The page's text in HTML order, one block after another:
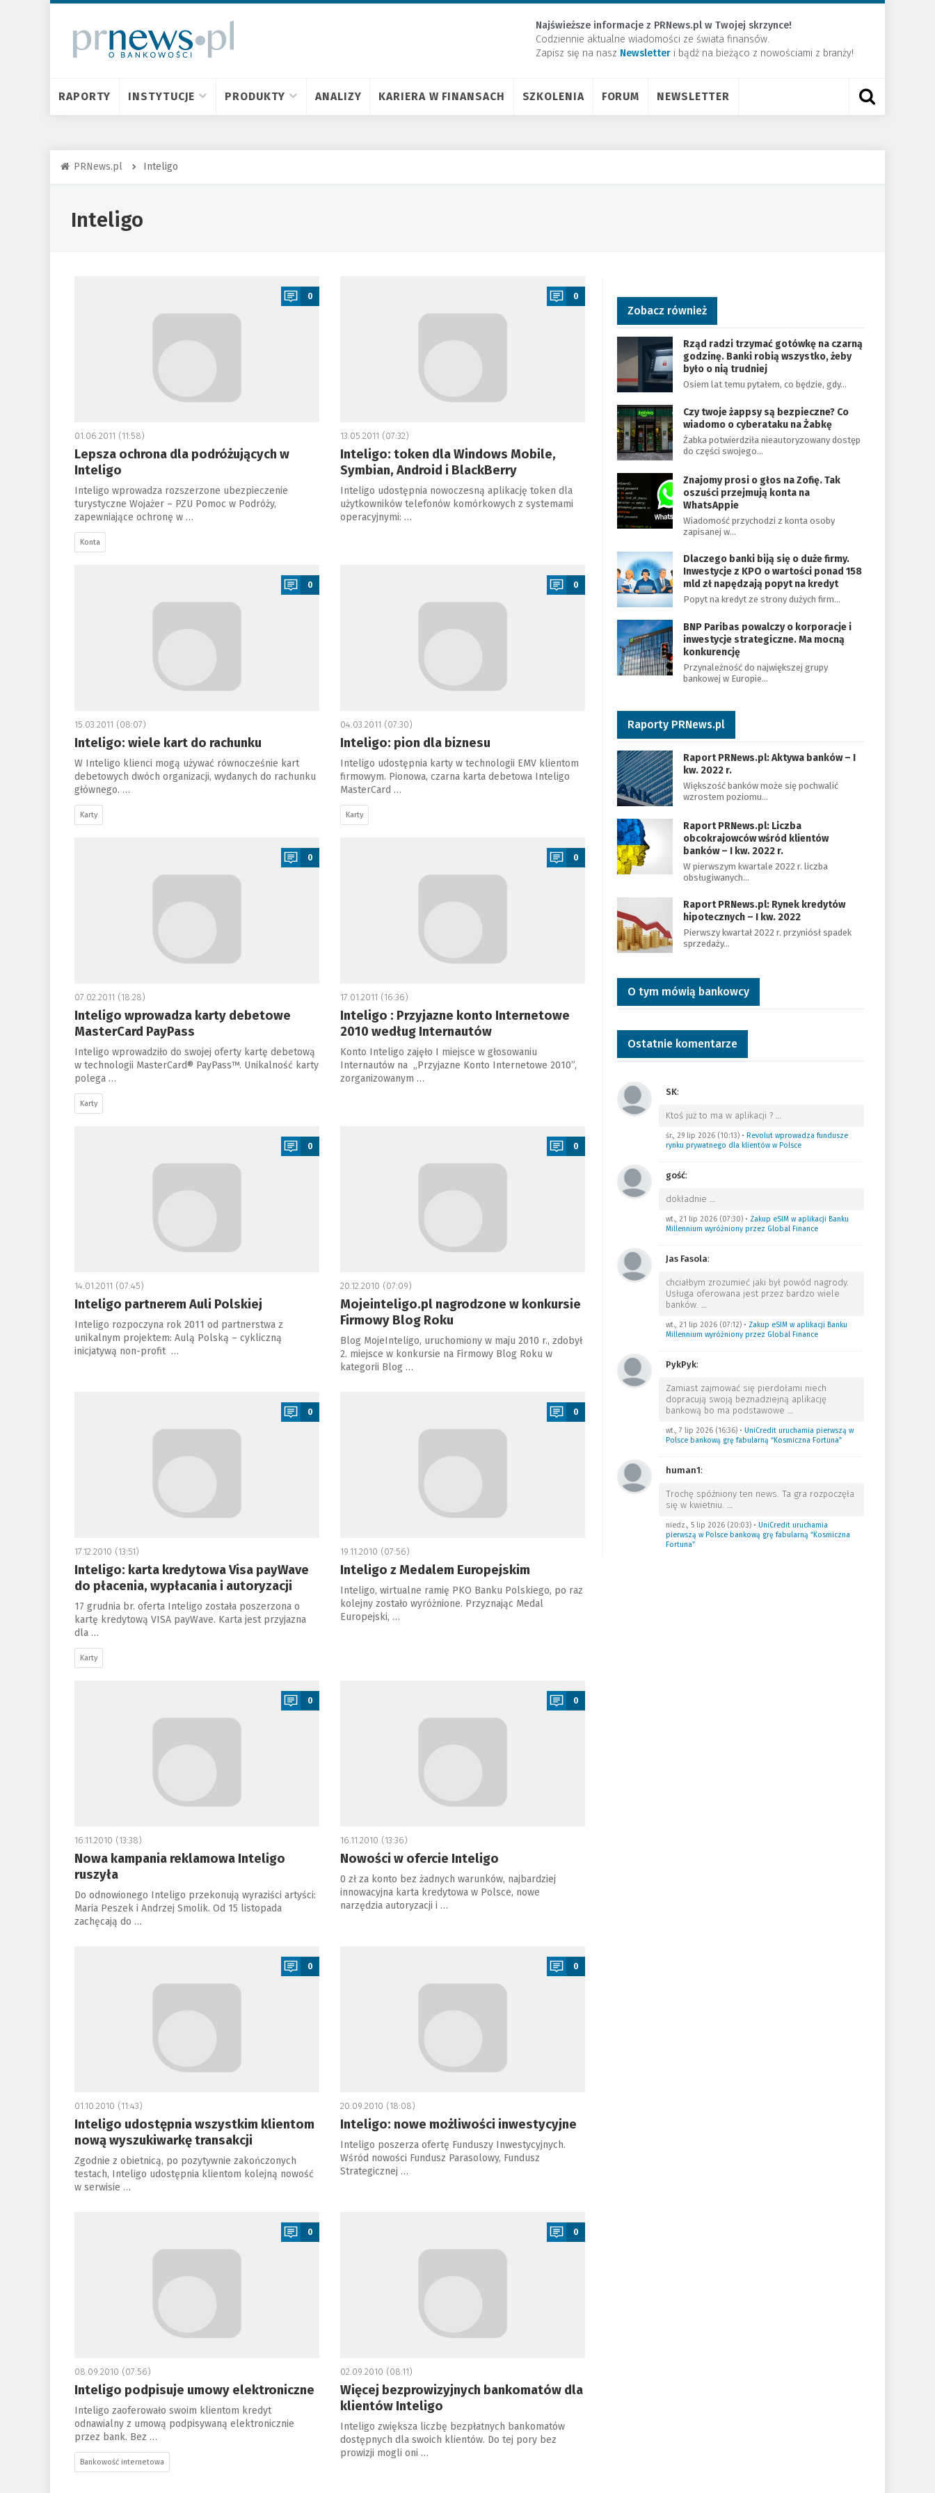
Najświeższe informacje z PRNews.pl w Twojej skrzynce!
Codziennie aktualne wiadomości ze świata finansów.
Zapisz się na nasz Newsletter ​i bądź na bieżąco z nowościami z branży!
RAPORTY INSTYTUCJE PRODUKTY ANALIZY KARIERA W FINANSACH SZKOLENIA FORUM NEWSLETTER
PRNews.pl Inteligo
Inteligo
0
01.06.2011 (11:58)
Lepsza ochrona dla podróżujących w
Inteligo
Inteligo wprowadza rozszerzone ubezpieczenie
turystyczne Wojażer – PZU Pomoc w Podróży,
zapewniające ochronę w …
Konta
0
13.05.2011 (07:32)
Inteligo: token dla Windows Mobile,
Symbian, Android i BlackBerry
Inteligo udostępnia nowoczesną aplikację token dla
użytkowników telefonów komórkowych z systemami
operacyjnymi: …
0
15.03.2011 (08:07)
Inteligo: wiele kart do rachunku
W Inteligo klienci mogą używać równocześnie kart
debetowych dwóch organizacji, wydanych do rachunku
głównego. …
Karty
0
04.03.2011 (07:30)
Inteligo: pion dla biznesu
Inteligo udostępnia karty w technologii EMV klientom
firmowym. Pionowa, czarna karta debetowa Inteligo
MasterCard …
Karty
0
07.02.2011 (18:28)
Inteligo wprowadza karty debetowe
MasterCard PayPass
Inteligo wprowadziło do swojej oferty kartę debetową
w technologii MasterCard® PayPass™. Unikalność karty
polega …
Karty
0
17.01.2011 (16:36)
Inteligo : Przyjazne konto Internetowe
2010 według Internautów
Konto Inteligo zajęło I miejsce w głosowaniu
Internautów na „Przyjazne Konto Internetowe 2010”,
zorganizowanym …
0
14.01.2011 (07:45)
Inteligo partnerem Auli Polskiej
Inteligo rozpoczyna rok 2011 od partnerstwa z
unikalnym projektem: Aulą Polską – cykliczną
inicjatywą non-profit …
0
20.12.2010 (07:09)
Mojeinteligo.pl nagrodzone w konkursie
Firmowy Blog Roku
Blog MojeInteligo, uruchomiony w maju 2010 r., zdobył
2. miejsce w konkursie na Firmowy Blog Roku w
kategorii Blog …
0
17.12.2010 (13:51)
Inteligo: karta kredytowa Visa payWave
do płacenia, wypłacania i autoryzacji
17 grudnia br. oferta Inteligo została poszerzona o
kartę kredytową VISA payWave. Karta jest przyjazna
dla …
Karty
0
19.11.2010 (07:56)
Inteligo z Medalem Europejskim
Inteligo, wirtualne ramię PKO Banku Polskiego, po raz
kolejny zostało wyróżnione. Przyznając Medal
Europejski, …
0
16.11.2010 (13:38)
Nowa kampania reklamowa Inteligo
ruszyła
Do odnowionego Inteligo przekonują wyraziści artyści:
Maria Peszek i Andrzej Smolik. Od 15 listopada
zachęcają do …
0
16.11.2010 (13:36)
Nowości w ofercie Inteligo
0 zł za konto bez żadnych warunków, najbardziej
innowacyjna karta kredytowa w Polsce, nowe
narzędzia autoryzacji i …
0
01.10.2010 (11:43)
Inteligo udostępnia wszystkim klientom
nową wyszukiwarkę transakcji
Zgodnie z obietnicą, po pozytywnie zakończonych
testach, Inteligo udostępnia klientom kolejną nowość
w serwisie …
0
20.09.2010 (18:08)
Inteligo: nowe możliwości inwestycyjne
Inteligo poszerza ofertę Funduszy Inwestycyjnych.
Wśród nowości Fundusz Parasolowy, Fundusz
Strategicznej …
0
08.09.2010 (07:56)
Inteligo podpisuje umowy elektroniczne
Inteligo zaoferowało swoim klientom kredyt
odnawialny z umową podpisywaną elektronicznie
przez bank. Bez …
Bankowość internetowa
0
02.09.2010 (08:11)
Więcej bezprowizyjnych bankomatów dla
klientów Inteligo
Inteligo zwiększa liczbę bezpłatnych bankomatów
dostępnych dla swoich klientów. Do tej pory bez
prowizji mogli oni …
Zobacz również
Rząd radzi trzymać gotówkę na czarną
godzinę. Banki robią wszystko, żeby
było o nią trudniej
Osiem lat temu pytałem, co będzie, gdy…
Czy twoje żappsy są bezpieczne? Co
wiadomo o cyberataku na Żabkę
Żabka potwierdziła nieautoryzowany dostęp
do części swojego…
Znajomy prosi o głos na Zofię. Tak
oszuści przejmują konta na
WhatsAppie
Wiadomość przychodzi z konta osoby
zapisanej w…
Dlaczego banki biją się o duże firmy.
Inwestycje z KPO o wartości ponad 158
mld zł napędzają popyt na kredyt
Popyt na kredyt ze strony dużych firm…
BNP Paribas powalczy o korporacje i
inwestycje strategiczne. Ma mocną
konkurencję
Przynależność do największej grupy
bankowej w Europie…
Raporty PRNews.pl
Raport PRNews.pl: Aktywa banków – I
kw. 2022 r.
Większość banków może się pochwalić
wzrostem poziomu…
Raport PRNews.pl: Liczba
obcokrajowców wśród klientów
banków – I kw. 2022 r.
W pierwszym kwartale 2022 r. liczba
obsługiwanych…
Raport PRNews.pl: Rynek kredytów
hipotecznych – I kw. 2022
Pierwszy kwartał 2022 r. przyniósł spadek
sprzedaży…
O tym mówią bankowcy
Ostatnie komentarze
SK:
Ktoś już to ma w aplikacji ? …
śr., 29 lip 2026 (10:13)• Revolut wprowadza fundusze
rynku prywatnego dla klientów w Polsce
gość:
dokładnie …
wt., 21 lip 2026 (07:30)• Zakup eSIM w aplikacji Banku
Millennium wyróżniony przez Global Finance
Jas Fasola:
chciałbym zrozumieć jaki był powód nagrody.
Usługa oferowana jest przez bardzo wiele
banków. …
wt., 21 lip 2026 (07:12)• Zakup eSIM w aplikacji Banku
Millennium wyróżniony przez Global Finance
PykPyk:
Zamiast zajmować się pierdołami niech
dopracują swoją beznadziejną aplikację
bankową bo ma podstawowe …
wt., 7 lip 2026 (16:36)• UniCredit uruchamia pierwszą w
Polsce bankową grę fabularną “Kosmiczna Fortuna”
human1:
Trochę spóźniony ten news. Ta gra rozpoczęła
się w kwietniu. …
niedz., 5 lip 2026 (20:03)• UniCredit uruchamia
pierwszą w Polsce bankową grę fabularną “Kosmiczna
Fortuna”